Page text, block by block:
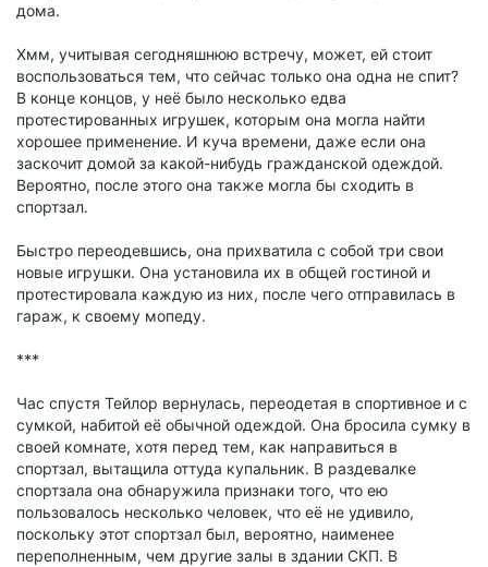
дома.
Хмм, учитывая сегодняшнюю встречу, может, ей стоит
воспользоваться тем, что сейчас только она одна не спит?
В конце концов, у неё было несколько едва
протестированных игрушек, которым она могла найти
хорошее применение. И куча времени, даже если она
заскочит домой за какой-нибудь гражданской одеждой.
Вероятно, после этого она также могла бы сходить в
спортзал.
Быстро переодевшись, она прихватила с собой три свои
новые игрушки. Она установила их в общей гостиной и
протестировала каждую из них, после чего отправилась в
гараж, к своему мопеду.
***
Час спустя Тейлор вернулась, переодетая в спортивное и с
сумкой, набитой её обычной одеждой. Она бросила сумку в
своей комнате, хотя перед тем, как направиться в
спортзал, вытащила оттуда купальник. В раздевалке
спортзала она обнаружила признаки того, что ею
пользовалось несколько человек, что её не удивило,
поскольку этот спортзал был, вероятно, наименее
переполненным, чем другие залы в здании СКП. В